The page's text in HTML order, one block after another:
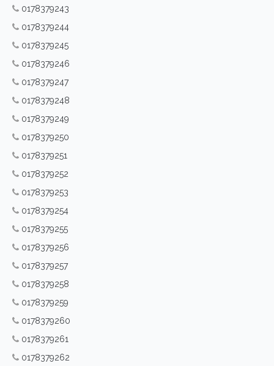
0178379243
0178379244
0178379245
0178379246
0178379247
0178379248
0178379249
0178379250
0178379251
0178379252
0178379253
0178379254
0178379255
0178379256
0178379257
0178379258
0178379259
0178379260
0178379261
0178379262